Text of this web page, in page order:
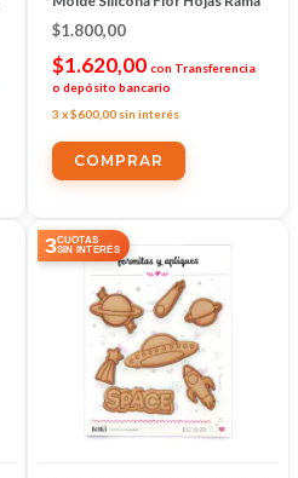
$1.800,00
$1.620,00 con Transferencia
o depósito bancario
3 x$600,00 sin interés
3CUOTAS
SIN INTERÉS